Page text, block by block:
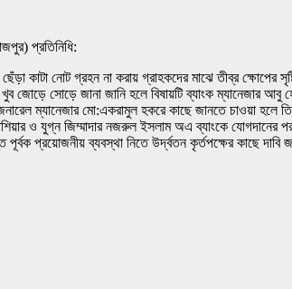
প্রতিনিধি:
ছেঁড়া কাটা নোট গ্রহন না করায় গ্রাহকদের মাঝে তীব্র
সোড়ে জানা জানি হলে বিষায়টি ব্যাংক ম্যানেজার আবু
ম্যানেজার মো:একরামুল হকরে কাছে জানতে চাওয়া হলে
ও যুগ্ন জিম্মাদার নজরুল ইসলাম অএ ব্যাংকে যোগদানের
প্রয়োজনীয় ব্যবস্থা নিতে উর্দ্বতন কৃর্তপক্ষের কাছে দাবি